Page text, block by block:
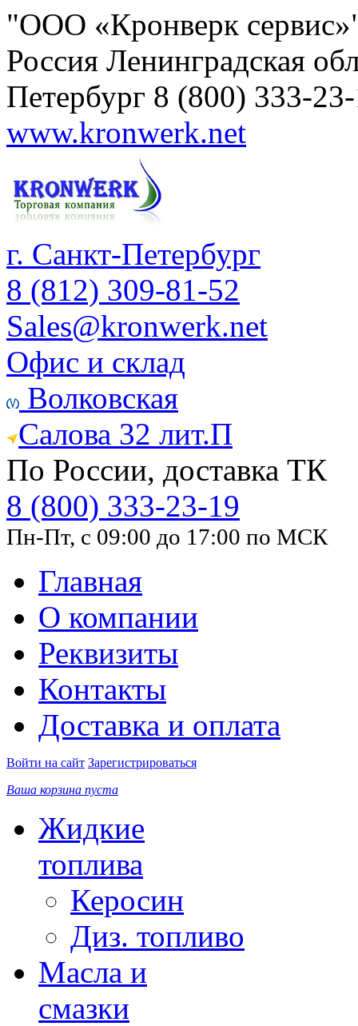
"ООО «Кронверк
Россия Ленинградская
Петербург 8 (800) 333-
www.kronwerk.net
г. Санкт-Петербург
8 (812) 309-81-52
Sales@kronwerk.net
Офис и склад
Волковская
Салова 32 лит.П
По России, доставка ТК
8 (800) 333-23-19
Пн-Пт, с 09:00 до 17:00 по МСК
Главная
О компании
Реквизиты
Контакты
Доставка и оплата
Войти на сайт Зарегистрироваться
Ваша корзина пуста
Жидкие
топлива
Керосин
Диз. топливо
Масла и
смазки